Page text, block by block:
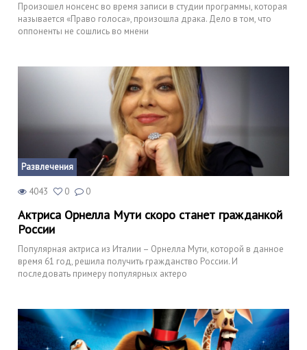
Произошел нонсенс во время записи в студии программы, которая
называется «Право голоса», произошла драка. Дело в том, что
оппоненты не сошлись во мнени
Развлечения
4043 0 0
Актриса Орнелла Мути скоро станет гражданкой
России
Популярная актриса из Италии – Орнелла Мути, которой в данное
время 61 год, решила получить гражданство России. И
последовать примеру популярных актеро